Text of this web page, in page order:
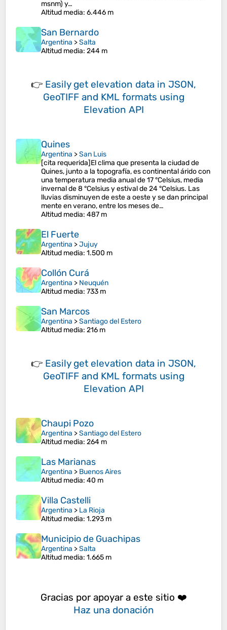
msnm) y…
Altitud media: 6.446 m
San Bernardo
Argentina >Salta
Altitud media: 244 m
👉 Easily get elevation data in JSON,
GeoTIFF and KML formats using
Elevation API
Quines
Argentina >San Luis
[cita requerida]El clima que presenta la ciudad de
Quines, junto a la topografía, es continental árido con
una temperatura media anual de 17 °Celsius, media
invernal de 8 °Celsius y estival de 24 °Celsius. Las
lluvias disminuyen de este a oeste y se dan principal
mente en verano, entre los meses de…
Altitud media: 487 m
El Fuerte
Argentina >Jujuy
Altitud media: 1.500 m
Collón Curá
Argentina > Neuquén
Altitud media: 733 m
San Marcos
Argentina >Santiago del Estero
Altitud media: 216 m
👉 Easily get elevation data in JSON,
GeoTIFF and KML formats using
Elevation API
Chaupi Pozo
Argentina >Santiago del Estero
Altitud media: 264 m
Las Marianas
Argentina > Buenos Aires
Altitud media: 40 m
Villa Castelli
Argentina > La Rioja
Altitud media: 1.293 m
Municipio de Guachipas
Argentina >Salta
Altitud media: 1.665 m
Gracias por apoyar a este sitio ❤️
Haz una donación